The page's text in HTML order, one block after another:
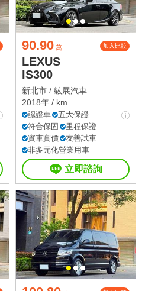
90.90 萬 加入比較
LEXUS
IS300
新北市 / 紘展汽車
2018年 / km
認證車
五大保證
符合保固
里程保證
實車實價
友善試車
非多元化營業用車
立即諮詢